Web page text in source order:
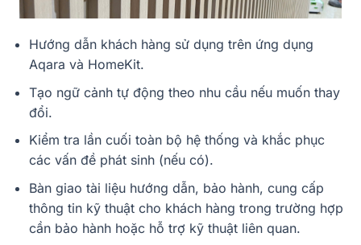
Hướng dẫn khách hàng sử dụng trên ứng dụng
Aqara và HomeKit.
Tạo ngữ cảnh tự động theo nhu cầu nếu muốn thay
đổi.
Kiểm tra lần cuối toàn bộ hệ thống và khắc phục
các vấn đề phát sinh (nếu có).
Bàn giao tài liệu hướng dẫn, bảo hành, cung cấp
thông tin kỹ thuật cho khách hàng trong trường hợp
cần bảo hành hoặc hỗ trợ kỹ thuật liên quan.